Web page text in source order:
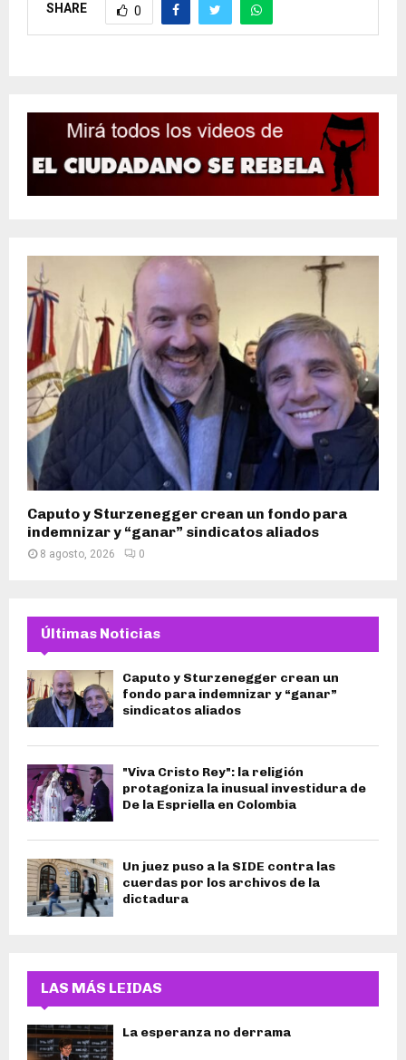
SHARE 0
Caputo y Sturzenegger crean un fondo para
indemnizar y “ganar” sindicatos aliados
8 agosto, 2026 0
Últimas Noticias
Caputo y Sturzenegger crean un
fondo para indemnizar y “ganar”
sindicatos aliados
"Viva Cristo Rey": la religión
protagoniza la inusual investidura de
De la Espriella en Colombia
Un juez puso a la SIDE contra las
cuerdas por los archivos de la
dictadura
LAS MÁS LEIDAS
La esperanza no derrama